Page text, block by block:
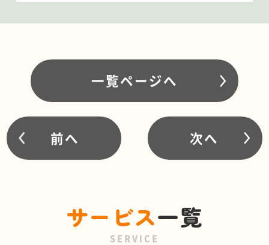
前へ
一覧ページへ
次へ
サービス一覧
SERVICE